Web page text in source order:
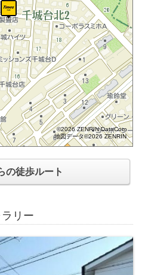
©2026 ZENRIN DataCom
地図データ©2026 ZENRIN
の徒歩ルート
リー